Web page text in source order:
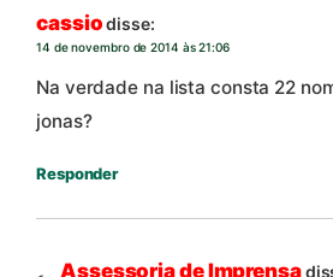
cassiodisse:
14 de novembro de 2014 às 21:06
Na verdade na lista consta 22
jonas?
Responder
Assessoria de Imprensa